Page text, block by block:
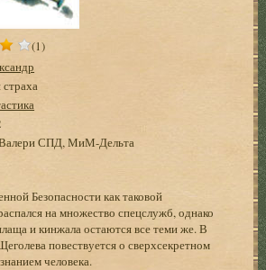
(1)
СПД, МиМ-Дельта
Безопасности как таковой
на множество спецслужб, однако
и кинжала остаются все теми же. В
повествуется о сверхсекретном
человека.